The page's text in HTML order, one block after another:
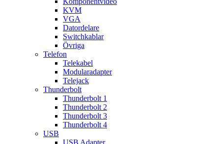
KVM
VGA
Datordelare
Switchkablar
Övriga
Telefon
Telekabel
Modularadapter
Telejack
Thunderbolt
Thunderbolt 1
Thunderbolt 2
Thunderbolt 3
Thunderbolt 4
USB
USB Adapter